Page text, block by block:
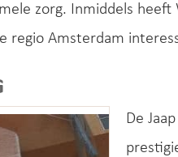
zorg. Inmiddels
regio Amsterdam
De